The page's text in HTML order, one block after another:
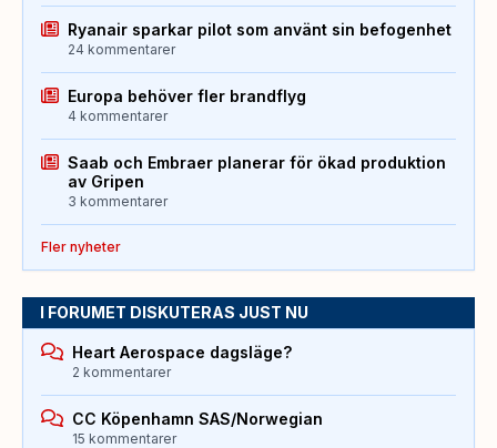
Ryanair sparkar pilot som använt sin befogenhet
24 kommentarer
Europa behöver fler brandflyg
4 kommentarer
Saab och Embraer planerar för ökad produktion
av Gripen
3 kommentarer
Fler nyheter
I FORUMET DISKUTERAS JUST NU
Heart Aerospace dagsläge?
2 kommentarer
CC Köpenhamn SAS/Norwegian
15 kommentarer